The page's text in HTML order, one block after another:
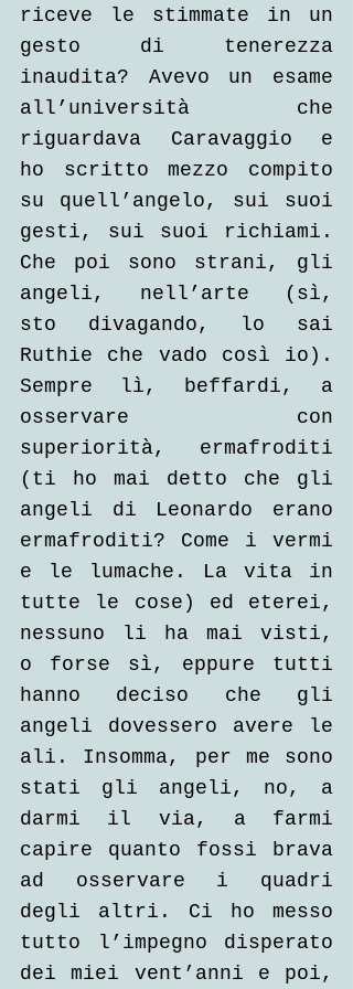
riceve le stimmate in un
gesto di tenerezza
inaudita? Avevo un esame
all’università che
riguardava Caravaggio e
ho scritto mezzo compito
su quell’angelo, sui suoi
gesti, sui suoi richiami.
Che poi sono strani, gli
angeli, nell’arte (sì,
sto divagando, lo sai
Ruthie che vado così io).
Sempre lì, beffardi, a
osservare con
superiorità, ermafroditi
(ti ho mai detto che gli
angeli di Leonardo erano
ermafroditi? Come i vermi
e le lumache. La vita in
tutte le cose) ed eterei,
nessuno li ha mai visti,
o forse sì, eppure tutti
hanno deciso che gli
angeli dovessero avere le
ali. Insomma, per me sono
stati gli angeli, no, a
darmi il via, a farmi
capire quanto fossi brava
ad osservare i quadri
degli altri. Ci ho messo
tutto l’impegno disperato
dei miei vent’anni e poi,